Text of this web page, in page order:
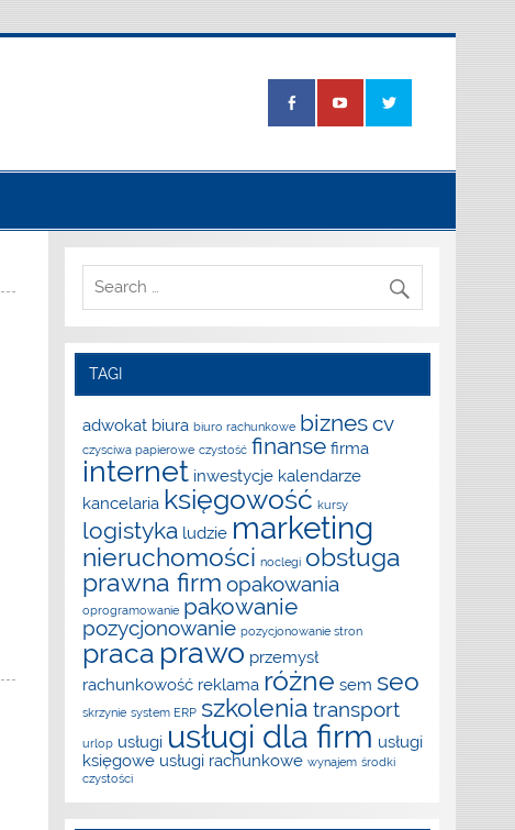
TAGI
adwokat biura biuro rachunkowe biznescv
czysciwa papierowe czystość finanse firma
internet inwestycje kalendarze
kancelaria księgowość kursy
logistyka ludzie marketing
nieruchomości noclegi obsługa
prawna firm opakowania
oprogramowanie pakowanie
pozycjonowanie pozycjonowanie stron
praca prawo przemysł
rachunkowość reklama różne sem seo
skrzynie system ERP szkolenia transport
urlop usługi usługi dla firm usługi
księgowe usługi rachunkowe wynajem środki
czystości